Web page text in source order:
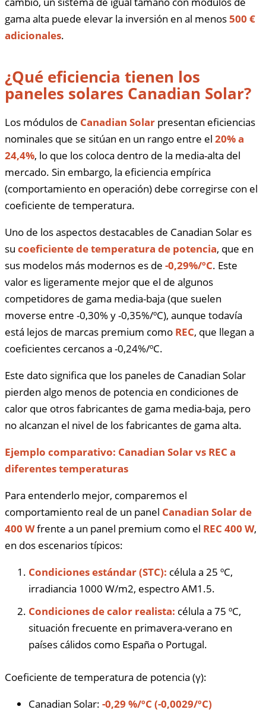
gama alta puede elevar la inversión en al menos500 €
adicionales.
¿Qué eficiencia tienen los
paneles solares Canadian Solar?
Los módulos de Canadian Solar presentan eficiencias
nominales que se sitúan en un rango entre el 20% a
24,4%, lo que los coloca dentro de la media-alta del
mercado. Sin embargo, la eficiencia empírica
(comportamiento en operación) debe corregirse con el
coeficiente de temperatura.
Uno de los aspectos destacables de Canadian Solar es
su coeficiente de temperatura de potencia, que en
sus modelos más modernos es de -0,29%/ºC. Este
valor es ligeramente mejor que el de algunos
competidores de gama media-baja (que suelen
moverse entre -0,30% y -0,35%/ºC), aunque todavía
está lejos de marcas premium como REC, que llegan a
coeficientes cercanos a -0,24%/ºC.
Este dato significa que los paneles de Canadian Solar
pierden algo menos de potencia en condiciones de
calor que otros fabricantes de gama media-baja, pero
no alcanzan el nivel de los fabricantes de gama alta.
Ejemplo comparativo: Canadian Solar vs REC a
diferentes temperaturas
Para entenderlo mejor, comparemos el
comportamiento real de un panel Canadian Solar de
400 Wfrente a un panel premium como el REC 400 W,
en dos escenarios típicos:
Condiciones estándar (STC): célula a 25 ºC,
irradiancia 1000 W/m2, espectro AM1.5.
Condiciones de calor realista: célula a 75 ºC,
situación frecuente en primavera-verano en
países cálidos como España o Portugal.
Coeficiente de temperatura de potencia (γ):
Canadian Solar: -0,29 %/ºC (-0,0029/ºC)